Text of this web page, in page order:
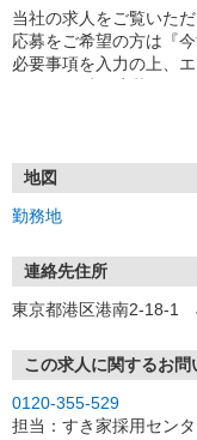
当社の求人をご覧いた
応募をご希望の方は『
必要事項を入力の上、
号」など
地図
勤務地
連絡先住所
東京都港区港南2-18-1
この求人に関するお問
0120-355-529
担当：すき家採用セン